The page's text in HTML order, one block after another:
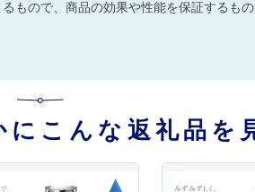
もので、商品の効果や性能を保証するもの
こんな返礼品を